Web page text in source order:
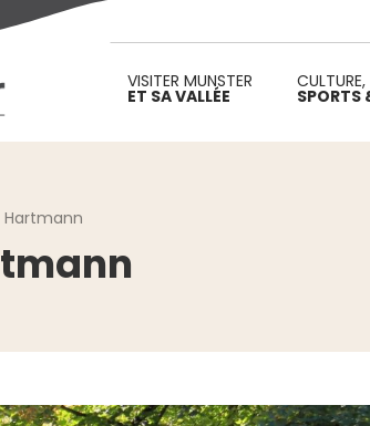
au cœur de l’Alsace et de l’une
VISITER MUNSTER
ET SA VALLÉE
CULTURE,
SPORTS
Hartmann